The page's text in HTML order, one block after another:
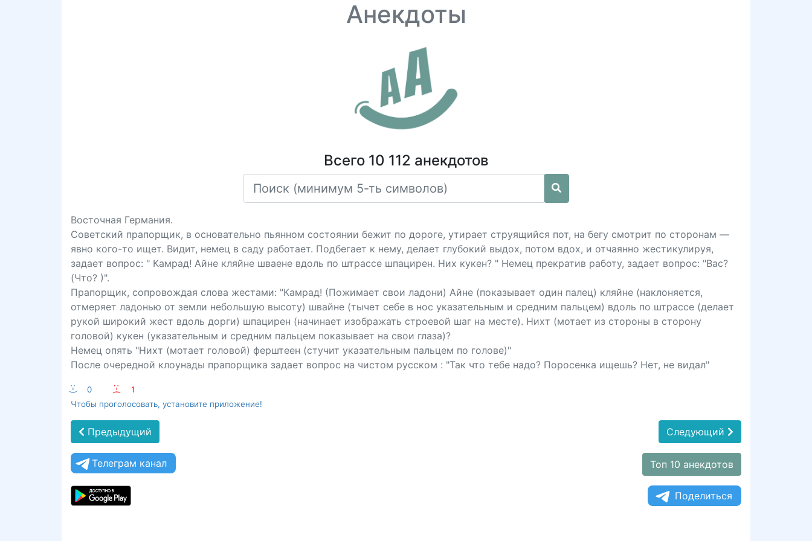
Анекдоты
Всего 10 112 анекдотов
Восточная Германия.
Советский прапорщик, в основательно пьянном состоянии бежит по дороге, утирает струящийся пот, на бегу смотрит по сторонам —
явно кого-то ищет. Видит, немец в саду работает. Подбегает к нему, делает глубокий выдох, потом вдох, и отчаянно жестикулируя,
задает вопрос: " Камрад! Айне кляйне шваене вдоль по штрассе шпацирен. Них кукен? " Немец прекратив работу, задает вопрос: "Вас?
(Что? )".
Прапорщик, сопровождая слова жестами: "Камрад! (Пожимает свои ладони) Айне (показывает один палец) кляйне (наклоняется,
отмеряет ладонью от земли небольшую высоту) швайне (тычет себе в нос указательным и средним пальцем) вдоль по штрассе (делает
рукой широкий жест вдоль дорги) шпацирен (начинает изображать строевой шаг на месте). Нихт (мотает из стороны в сторону
головой) кукен (указательным и средним пальцем показывает на свои глаза)?
Немец опять "Нихт (мотает головой) ферштеен (стучит указательным пальцем по голове)"
После очередной клоунады прапорщика задает вопрос на чистом русском : "Так что тебе надо? Поросенка ищешь? Нет, не видал"
:-) 0 :-(
1
Чтобы проголосовать, установите приложение!
Предыдущий Следующий
Телеграм канал Топ 10 анекдотов
Поделиться